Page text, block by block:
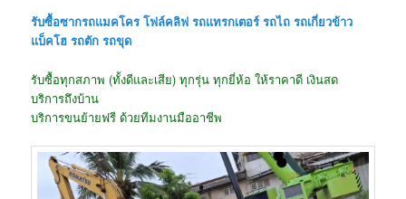
รับซื้อซากรถแมคโคร โฟล์คลิฟ รถแทรกเตอร์ รถไถ รถเกี่ยวข้าว
แบ็คโฮ รถตัก รถขุด
รับซื้อทุกสภาพ (ทั้งดีและเสีย) ทุกรุ่น ทุกยี่ห้อ ให้ราคาดี เงินสด
บริการถึงบ้าน
บริการขนย้ายฟรี ด้วยทีมงานมืออาชีพ